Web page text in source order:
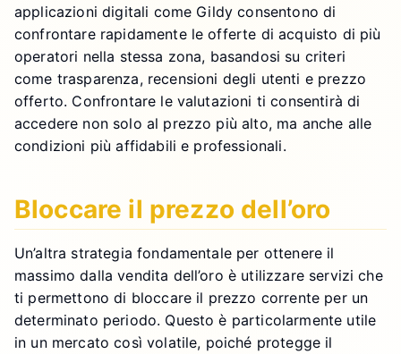
applicazioni digitali come Gildy consentono di
confrontare rapidamente le offerte di acquisto di più
operatori nella stessa zona, basandosi su criteri
come trasparenza, recensioni degli utenti e prezzo
offerto. Confrontare le valutazioni ti consentirà di
accedere non solo al prezzo più alto, ma anche alle
condizioni più affidabili e professionali.
Bloccare il prezzo dell’oro
Un’altra strategia fondamentale per ottenere il
massimo dalla vendita dell’oro è utilizzare servizi che
ti permettono di bloccare il prezzo corrente per un
determinato periodo. Questo è particolarmente utile
in un mercato così volatile, poiché protegge il